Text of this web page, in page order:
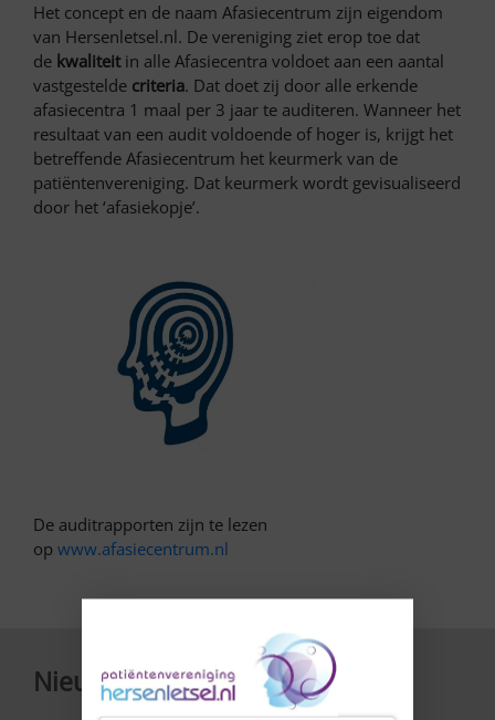
Het concept en de naam Afasiecentrum zijn eigendom
van Hersenletsel.nl. De vereniging ziet erop toe dat
de kwaliteitin alle Afasiecentra voldoet aan een aantal
vastgestelde criteria. Dat doet zij door alle erkende
afasiecentra 1 maal per 3 jaar te auditeren. Wanneer het
resultaat van een audit voldoende of hoger is, krijgt het
betreffende Afasiecentrum het keurmerk van de
patiëntenvereniging. Dat keurmerk wordt gevisualiseerd
door het ‘afasiekopje’.
De auditrapporten zijn te lezen
op www.afasiecentrum.nl
Nieuwsbrief